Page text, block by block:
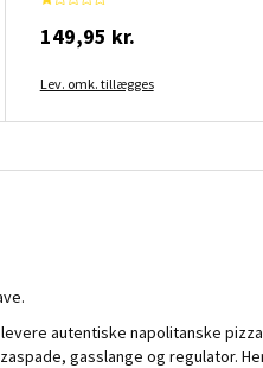
149,95 kr.
Lev. omk. tillægges
autentiske napolitanske
gasslange og regulator.